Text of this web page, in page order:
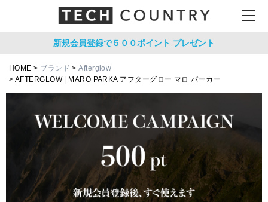
新規会員登録で５００ポイント プレゼント
HOME ブランド
Afterglow
AFTERGLOW | MARO PARKA アフターグロー マロ パーカー